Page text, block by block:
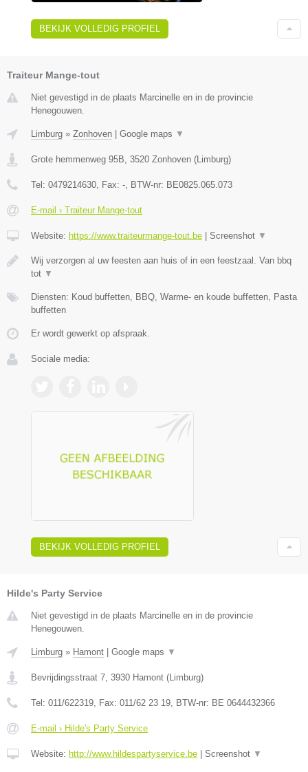
BEKIJK VOLLEDIG PROFIEL
Traiteur Mange-tout
Niet gevestigd in de plaats Marcinelle en in de provincie
Henegouwen.
Limburg » Zonhoven Google maps ▼
Grote hemmenweg 95B 3520 Zonhoven ( Limburg)
Tel: 0479214630 , Fax: - , BTW-nr: BE0825.065.073
E-mail › Traiteur Mange-tout
Website: https://www.traiteurmange-tout.be Screenshot ▼
Wij verzorgen al uw feesten aan huis of in een feestzaal. Van bbq
tot ▼
Diensten: Koud buffetten, BBQ, Warme- en koude buffetten, Pasta
buffetten
Er wordt gewerkt op afspraak.
Sociale media:
BEKIJK VOLLEDIG PROFIEL
Hilde's Party Service
Niet gevestigd in de plaats Marcinelle en in de provincie
Henegouwen.
Limburg » Hamont | Google maps ▼
Bevrijdingsstraat 7 3930 Hamont (Limburg)
Tel: 011/622319 , Fax: 011/62 23 19 , BTW-nr: BE 0644432366
E-mail › Hilde's Party Service
Website: http://www.hildespartyservice.be | Screenshot ▼